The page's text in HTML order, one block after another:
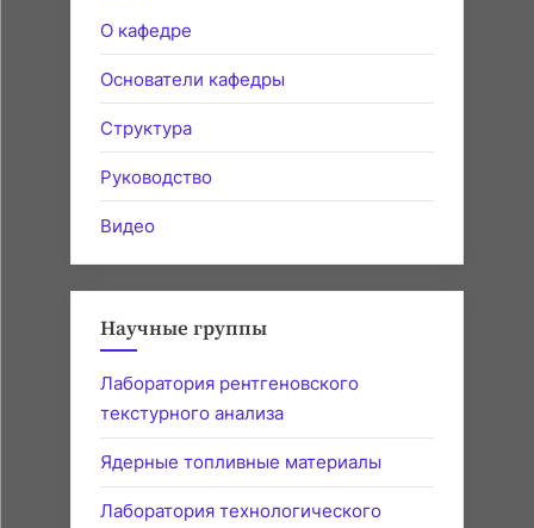
О кафедре
Основатели кафедры
Структура
Руководство
Видео
Научные группы
Лаборатория рентгеновского
текстурного анализа
Ядерные топливные материалы
Лаборатория технологического